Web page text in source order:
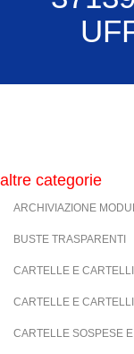
altre categorie
ARCHIVIAZIONE
BUSTE TRASPARENTI
CARTELLE E
CARTELLE E
CARTELLE SOSPESE E